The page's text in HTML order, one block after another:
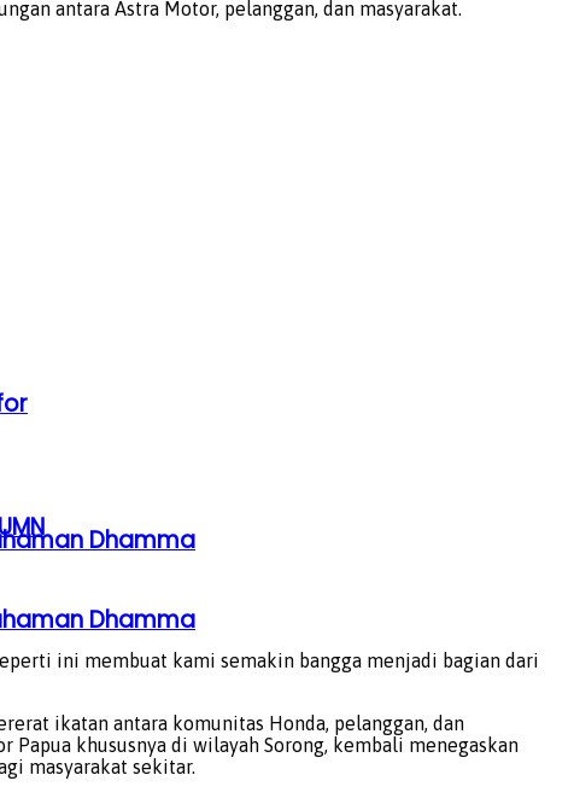
Dhamma
Dhamma
antara Astra Motor, pelanggan, dan masyarakat.
ini membuat kami semakin bangga menjadi bagian dari
ikatan antara komunitas Honda, pelanggan, dan
khususnya di wilayah Sorong, kembali menegaskan
masyarakat sekitar.